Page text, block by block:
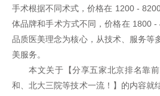
手术根据不同术式，价格在 1200 -
体品牌和手术方式不同，价格在 1800
品质医美理念为核心，从技术、服务等
美服务。
本文关于【分享五家北京排名靠
和、北大三院等技术一流！ 】的内容就